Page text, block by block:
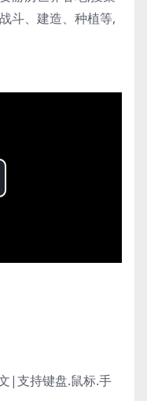
斗、建造、种植等,
|支持键盘.鼠标.手